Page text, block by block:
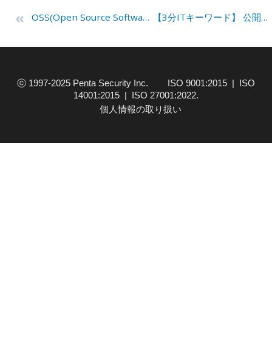
« OSS(Open Source Software)データベースは安全なのか? 【3分ITキーワード】 公開鍵(Public Key)
ⓒ 1997-2025 Penta Security Inc. ISO 9001:2015 | ISO
14001:2015 | ISO 27001:2022.
個人情報の取り扱い